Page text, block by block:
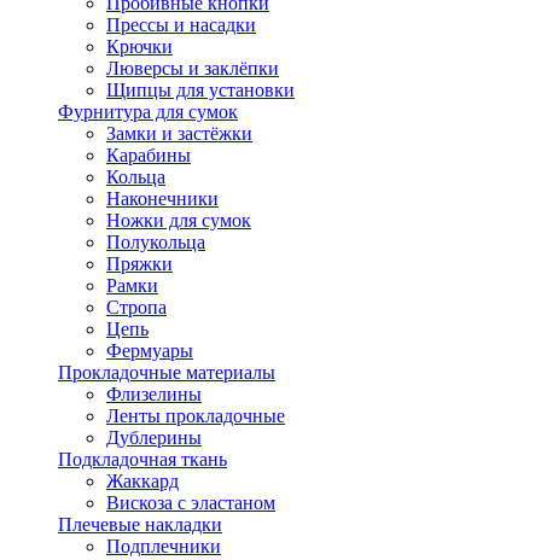
Прессы и насадки
Крючки
Люверсы и заклёпки
Щипцы для установки
Фурнитура для сумок
Замки и застёжки
Карабины
Кольца
Наконечники
Ножки для сумок
Полукольца
Пряжки
Рамки
Стропа
Цепь
Фермуары
Прокладочные материалы
Флизелины
Ленты прокладочные
Дублерины
Подкладочная ткань
Жаккард
Вискоза с эластаном
Плечевые накладки
Подплечники